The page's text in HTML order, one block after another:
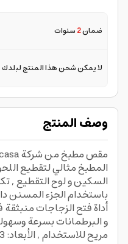
ضمان2سنوات
لا يمكن شحن هذا المنتج لبلدك
وصف المنتج
المطبخ مثالي لتقطيع
السكين و لوح التقطيع ,
باستخدام الجزء المسنن
أداة فتح الزجاجات
و البرطمانات بسرعة
مريح للاستخدام , الأبعاد: 23 سم × 9 سم × 2.5 سم